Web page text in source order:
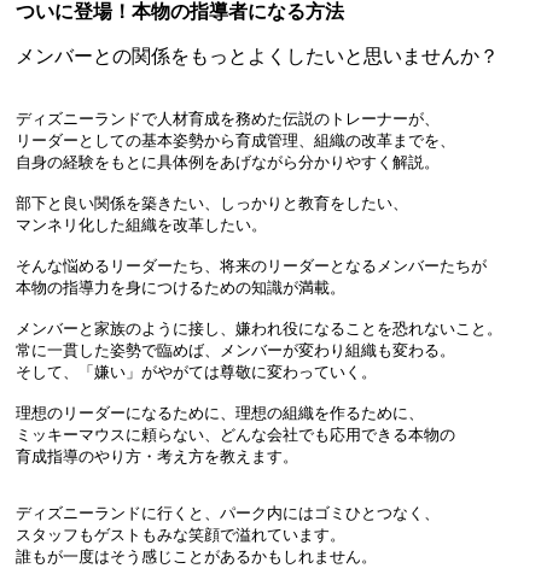
ついに登場！本物の指導者になる方法
メンバーとの関係をもっとよくしたいと思いませんか？
ディズニーランドで人材育成を務めた伝説のトレーナーが、
リーダーとしての基本姿勢から育成管理、組織の改革までを、
自身の経験をもとに具体例をあげながら分かりやすく解説。
部下と良い関係を築きたい、しっかりと教育をしたい、
マンネリ化した組織を改革したい。
そんな悩めるリーダーたち、将来のリーダーとなるメンバーたちが
本物の指導力を身につけるための知識が満載。
メンバーと家族のように接し、嫌われ役になることを恐れないこと。
常に一貫した姿勢で臨めば、メンバーが変わり組織も変わる。
そして、「嫌い」がやがては尊敬に変わっていく。
理想のリーダーになるために、理想の組織を作るために、
ミッキーマウスに頼らない、どんな会社でも応用できる本物の
育成指導のやり方・考え方を教えます。
ディズニーランドに行くと、パーク内にはゴミひとつなく、
スタッフもゲストもみな笑顔で溢れています。
誰もが一度はそう感じことがあるかもしれません。